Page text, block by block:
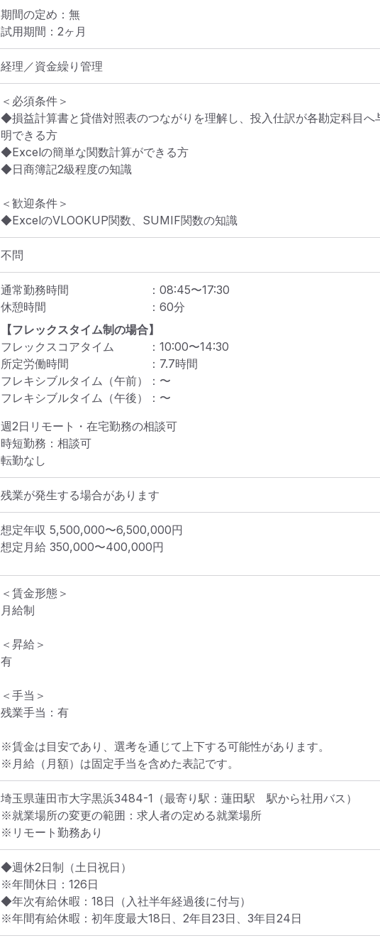
期間の定め：無
試用期間：2ヶ月
経理／資金繰り管理
＜必須条件＞
◆損益計算書と貸借対照表のつながりを理解し、投入仕訳が各勘定科目へ
明できる方
◆Excelの簡単な関数計算ができる方
◆日商簿記2級程度の知識
＜歓迎条件＞
◆ExcelのVLOOKUP関数、SUMIF関数の知識
不問
通常勤務時間 ： 08:45〜17:30
休憩時間
： 60分
【フレックスタイム制の場合】
フレックスコアタイム
： 10:00〜14:30
所定労働時間
： 7.7時間
フレキシブルタイム（午前）
： 〜
フレキシブルタイム（午後）
： 〜
週2日リモート・在宅勤務の相談可
時短勤務：相談可
転勤なし
残業が発生する場合があります
想定年収 5,500,000〜6,500,000円
想定月給 350,000〜400,000円
＜賃金形態＞
月給制
＜昇給＞
有
＜手当＞
残業手当：有
※賃金は目安であり、選考を通じて上下する可能性があります。
※月給（月額）は固定手当を含めた表記です。
埼玉県蓮田市大字黒浜3484-1 （最寄り駅：蓮田駅　駅から社用バス）
※就業場所の変更の範囲：求人者の定める就業場所
※リモート勤務あり
◆週休2日制（土日祝日）
※年間休日：126日
◆年次有給休暇：18日（入社半年経過後に付与）
※年間有給休暇：初年度最大18日、2年目23日、3年目24日